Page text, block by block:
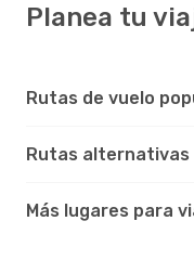
Planea tu
Rutas de vuelo
Rutas alternativas
Más lugares para